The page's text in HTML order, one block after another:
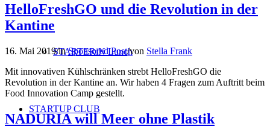
STARTERiN Lunch
STARTUP CLUB
HelloFreshGO und die Revolution in der
Kantine
16. Mai 2019/inSponsored Post/von Stella Frank
Mit innovativen Kühlschränken strebt HelloFreshGO die
Revolution in der Kantine an. Wir haben 4 Fragen zum Auftritt beim
Food Innovation Camp gestellt.
NADURIA will Meer ohne Plastik